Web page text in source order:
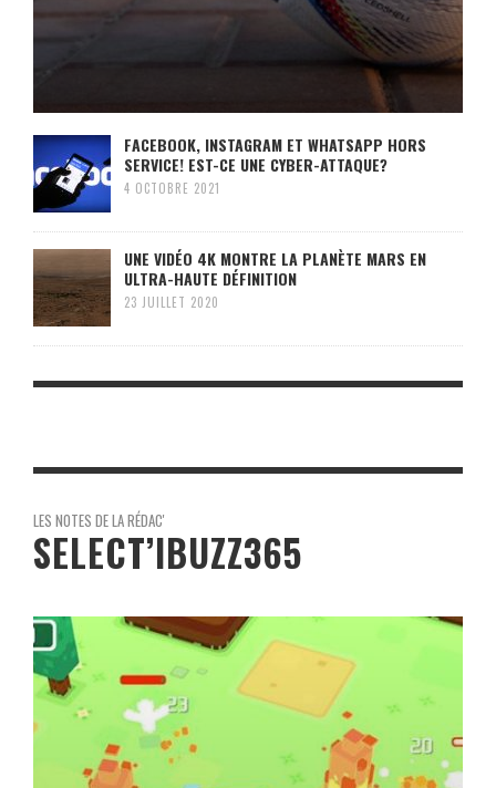
FACEBOOK, INSTAGRAM ET WHATSAPP HORS
SERVICE! EST-CE UNE CYBER-ATTAQUE?
4 OCTOBRE 2021
UNE VIDÉO 4K MONTRE LA PLANÈTE MARS EN
ULTRA-HAUTE DÉFINITION
23 JUILLET 2020
LES NOTES DE LA RÉDAC'
SELECT’IBUZZ365